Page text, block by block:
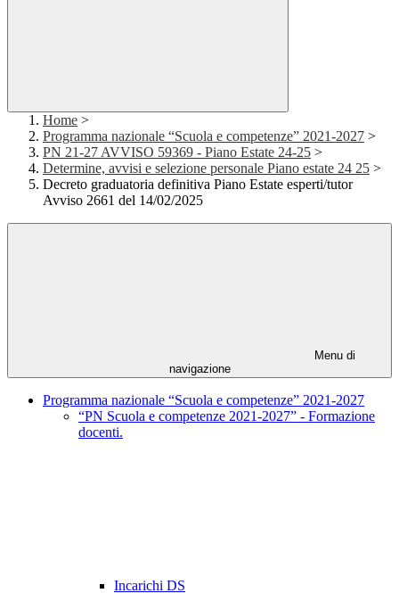
Home >
Programma nazionale “Scuola e competenze” 2021-2027 >
PN 21-27 AVVISO 59369 - Piano Estate 24-25 >
Determine, avvisi e selezione personale Piano estate 24 25 >
Decreto graduatoria definitiva Piano Estate esperti/tutor
Avviso 2661 del 14/02/2025
Menu di
navigazione
Programma nazionale “Scuola e competenze” 2021-2027
“PN Scuola e competenze 2021-2027” - Formazione
docenti.
Incarichi DS